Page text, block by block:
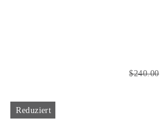
Normaler
$240.00
Reduziert